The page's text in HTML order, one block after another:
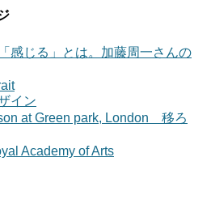
感じる」とは。加藤周一さんの
イン
at Green park, London 移ろ
Academy of Arts